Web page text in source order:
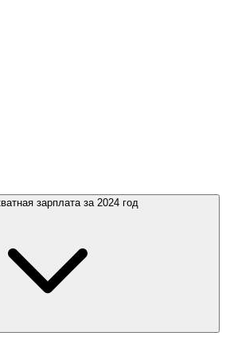
зарплата за 2024 год